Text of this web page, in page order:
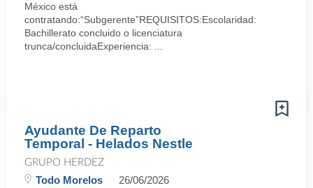
México está
contratando:“Subgerente”REQUISITOS:Escolaridad:
Bachillerato concluido o licenciatura
trunca/concluidaExperiencia: ...
Ayudante De Reparto
Temporal - Helados Nestle
GRUPO HERDEZ
Todo Morelos 26/06/2026